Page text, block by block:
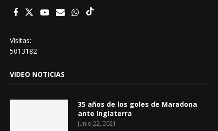
Visitas:
5013182
VIDEO NOTICIAS
35 años de los goles de Maradona
ante Inglaterra
junio 22, 2021